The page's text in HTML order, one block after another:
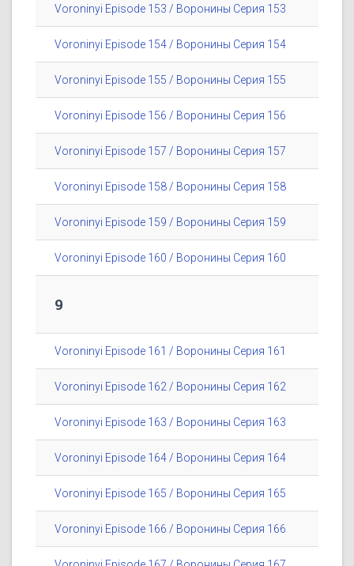
Voroninyi Episode 153 / Воронины Серия 153
Voroninyi Episode 154 / Воронины Серия 154
Voroninyi Episode 155 / Воронины Серия 155
Voroninyi Episode 156 / Воронины Серия 156
Voroninyi Episode 157 / Воронины Серия 157
Voroninyi Episode 158 / Воронины Серия 158
Voroninyi Episode 159 / Воронины Серия 159
Voroninyi Episode 160 / Воронины Серия 160
9
Voroninyi Episode 161 / Воронины Серия 161
Voroninyi Episode 162 / Воронины Серия 162
Voroninyi Episode 163 / Воронины Серия 163
Voroninyi Episode 164 / Воронины Серия 164
Voroninyi Episode 165 / Воронины Серия 165
Voroninyi Episode 166 / Воронины Серия 166